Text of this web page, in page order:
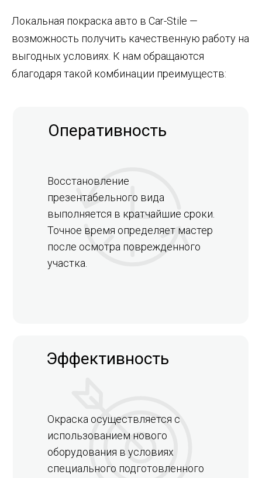
Локальная покраска авто в Car-Stile —
возможность получить качественную работу на
выгодных условиях. К нам обращаются
благодаря такой комбинации преимуществ:
Оперативность
Эффективность
Восстановление
презентабельного вида
выполняется в кратчайшие сроки.
Точное время определяет мастер
после осмотра поврежденного
участка.
Окраска осуществляется с
использованием нового
оборудования в условиях
специального подготовленного